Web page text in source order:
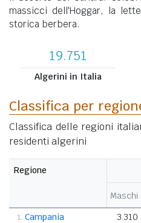
massicci dell'Hoggar, la
storica berbera.
19.751
Algerini in Italia
Classifica per
Classifica delle regioni
residenti algerini
Regione
Maschi
1. Campania 3.310